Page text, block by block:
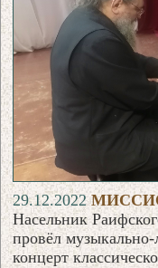
29.12.2022
Насельник
провёл
концерт